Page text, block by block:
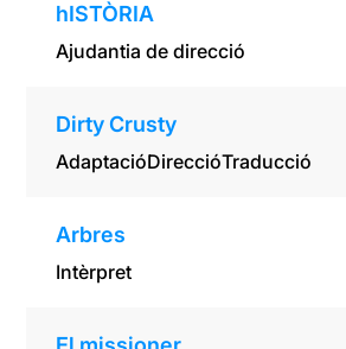
hISTÒRIA
Ajudantia de direcció
Dirty Crusty
AdaptacióDireccióTraducció
Arbres
Intèrpret